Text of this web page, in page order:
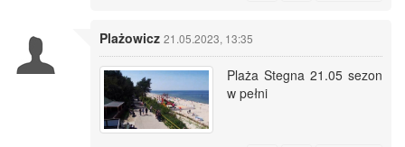
Plażowicz 21.05.2023, 13:35
Plaża Stegna 21.05 sezon
w pełni